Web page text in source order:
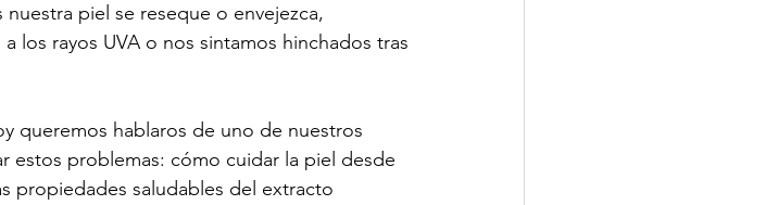
piel se reseque o envejezca,
los rayos UVA o nos sintamos hinchados tras
queremos hablaros de uno de nuestros
estos problemas: cómo cuidar la piel desde
propiedades saludables del extracto